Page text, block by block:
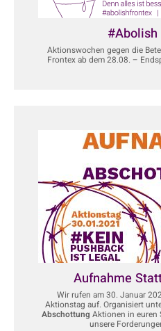
#Abolish
Aktionswochen gegen die
Frontex ab dem 28.08. –
Aufnahme
Wir rufen am 30. Januar
Aktionstag auf. Organisiert
Abschottung Aktionen in euren
unsere